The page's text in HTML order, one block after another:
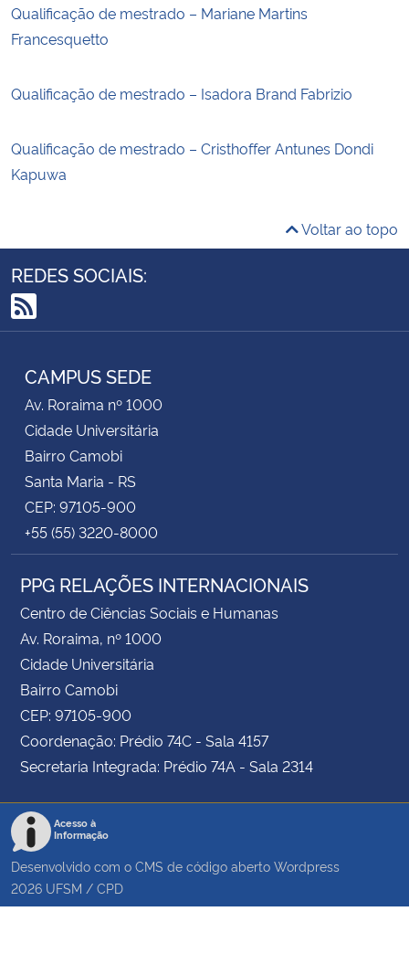
Qualificação de mestrado – Mariane Martins
Francesquetto
Qualificação de mestrado – Isadora Brand Fabrizio
Qualificação de mestrado – Cristhoffer Antunes Dondi
Kapuwa
Voltar ao topo
REDES SOCIAIS:
RSS
CAMPUS SEDE
Av. Roraima nº 1000
Cidade Universitária
Bairro Camobi
Santa Maria - RS
CEP: 97105-900
+55 (55) 3220-8000
PPG RELAÇÕES INTERNACIONAIS
Centro de Ciências Sociais e Humanas
Av. Roraima, nº 1000
Cidade Universitária
Bairro Camobi
CEP: 97105-900
Coordenação: Prédio 74C - Sala 4157
Secretaria Integrada: Prédio 74A - Sala 2314
Acesso à
Informação
Desenvolvido com o CMS de código aberto Wordpress
2026 UFSM / CPD